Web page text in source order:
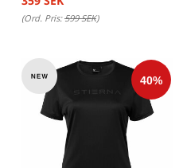
(Ord. Pris:599 SEK)